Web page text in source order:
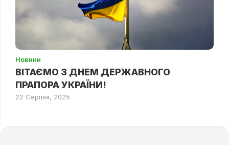
Новини
ВІТАЄМО З ДНЕМ ДЕРЖАВНОГО
ПРАПОРА УКРАЇНИ!
22 Серпня, 2025